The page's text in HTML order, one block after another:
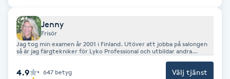
Fransförlängning Megavolym
Fransförlängning Volym
Fransk manikyr
Jenny
Frisör
Jag tog min examen år 2001 i Finland. Utöver att jobba på salongen
så är jag färgtekniker för Lyko Professional och utbildar andra
variationen och alla möten med kunder med arbetet som frisör ger
mig. Varmt Välkommen till mig
4.9 647 betyg Välj tjänst